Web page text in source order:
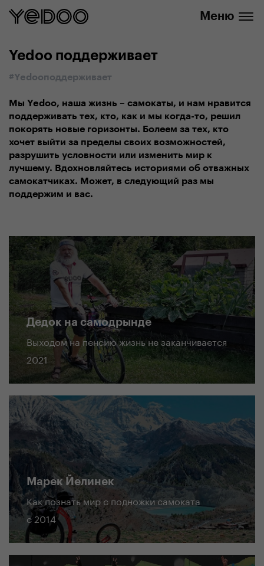
Меню
Yedoo поддерживает
#Yedooподдерживает
Мы Yedoo, наша жизнь – самокаты, и нам нравится
поддерживать тех, кто, как и мы когда-то, решил
покорять новые горизонты. Болеем за тех, кто
хочет выйти за пределы своих возможностей,
разрушить условности или изменить мир к
лучшему. Вдохновляйтесь историями об отважных
самокатчиках. Может, в следующий раз мы
поддержим и вас.
Дедок на самодрынде
Выходом на пенсию жизнь не заканчивается
2021
Марек Йелинек
Как познать мир c подножки самоката
с 2014